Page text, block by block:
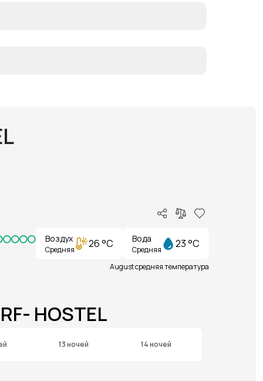
Воздух
Средняя 26 °C Вода
Средняя 23 °C
August средняя температура
HOSTEL
13 ночей 14 ночей